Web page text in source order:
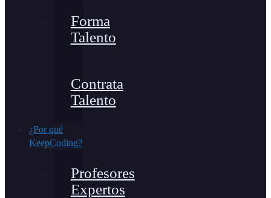
Forma
Talento
Contrata
Talento
¿Por qué
KeepCoding?
Profesores
Expertos